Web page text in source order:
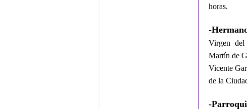
horas.
-
Virgen del
Martín de
Vicente
de la
-